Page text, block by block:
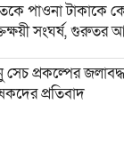
পাওনা টাকাকে
সংঘর্ষ, গুরুতর
সেচ প্রকল্পের
প্রতিবাদ